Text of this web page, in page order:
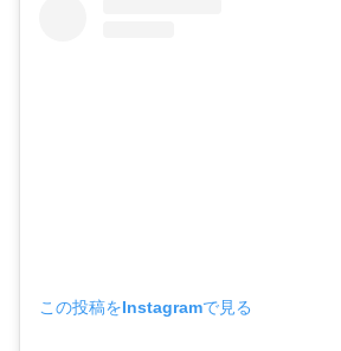
この投稿をInstagramで見る